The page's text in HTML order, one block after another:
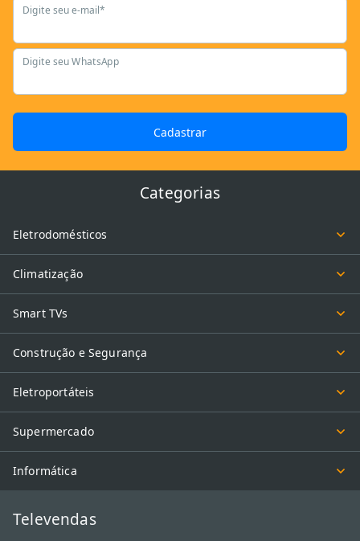
Digite seu e-mail*
Digite seu WhatsApp
Cadastrar
Categorias
Eletrodomésticos
Climatização
Smart TVs
Construção e Segurança
Eletroportáteis
Supermercado
Informática
Televendas